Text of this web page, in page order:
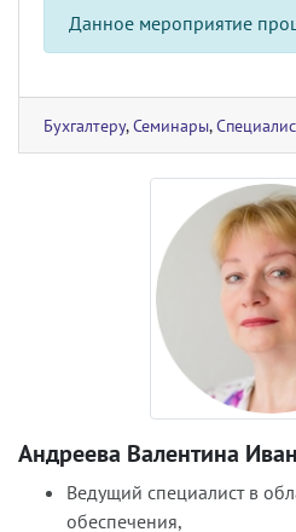
Данное мероприятие
Бухгалтеру,Семинары,
Андреева Валентина
Ведущий специалист в
обеспечения,